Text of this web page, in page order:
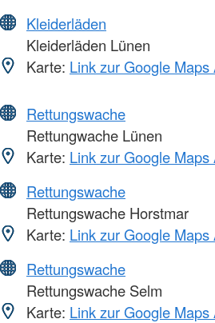
Kleiderläden
Kleiderläden Lünen
Karte: Link zur Google Maps
Rettungswache
Rettungwache Lünen
Karte: Link zur Google Maps
Rettungswache
Rettungswache Horstmar
Karte: Link zur Google Maps
Rettungswache
Rettungswache Selm
Karte: Link zur Google Maps